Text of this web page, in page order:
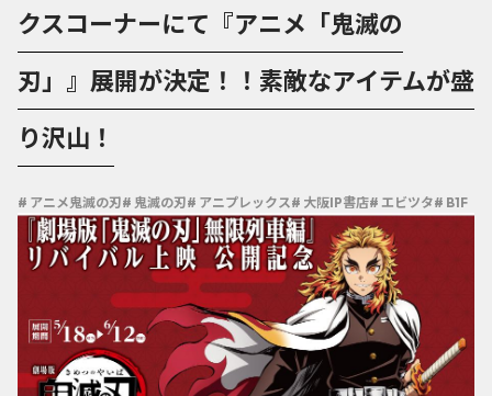
クスコーナーにて『アニメ「鬼滅の
刃」』展開が決定！！素敵なアイテムが盛
り沢山！
# アニメ鬼滅の刃# 鬼滅の刃# アニプレックス# 大阪IP書店# エビツタ# B1F